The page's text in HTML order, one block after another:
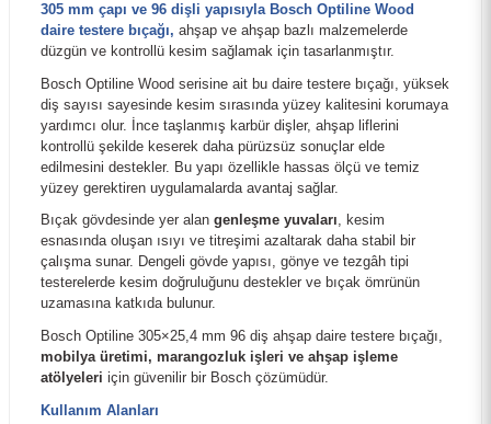
305 mm çapı ve 96 dişli yapısıyla Bosch Optiline Wood
daire testere bıçağı, ahşap ve ahşap bazlı malzemelerde
düzgün ve kontrollü kesim sağlamak için tasarlanmıştır.
Bosch Optiline Wood serisine ait bu daire testere bıçağı, yüksek
diş sayısı sayesinde kesim sırasında yüzey kalitesini korumaya
yardımcı olur. İnce taşlanmış karbür dişler, ahşap liflerini
kontrollü şekilde keserek daha pürüzsüz sonuçlar elde
edilmesini destekler. Bu yapı özellikle hassas ölçü ve temiz
yüzey gerektiren uygulamalarda avantaj sağlar.
Bıçak gövdesinde yer alan genleşme yuvaları, kesim
esnasında oluşan ısıyı ve titreşimi azaltarak daha stabil bir
çalışma sunar. Dengeli gövde yapısı, gönye ve tezgâh tipi
testerelerde kesim doğruluğunu destekler ve bıçak ömrünün
uzamasına katkıda bulunur.
Bosch Optiline 305×25,4 mm 96 diş ahşap daire testere bıçağı,
mobilya üretimi, marangozluk işleri ve ahşap işleme
atölyeleri için güvenilir bir Bosch çözümüdür.
Kullanım Alanları